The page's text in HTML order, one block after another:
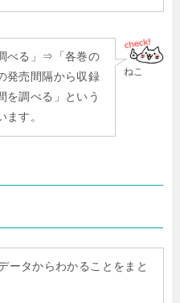
ねこ
べる」⇒「各巻の
発売間隔から収録
を調べる」という
す。
ータからわかることをまと